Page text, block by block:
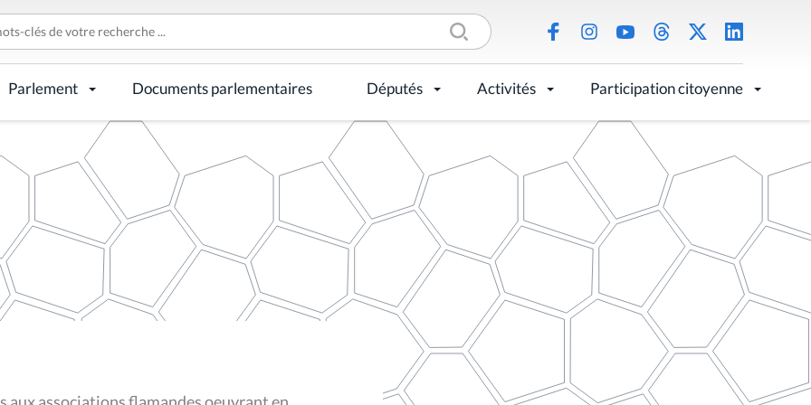
Parlement Documents parlementaires Députés Activités Participation citoyenne
aux associations flamandes oeuvrant en